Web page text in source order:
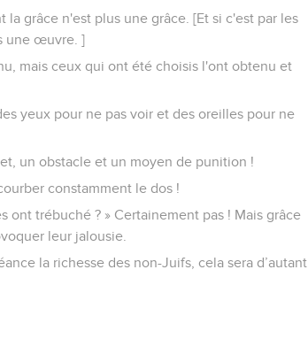
grâce n'est plus une grâce. [Et si c'est par les
une œuvre. ]
mais ceux qui ont été choisis l'ont obtenu et
yeux pour ne pas voir et des oreilles pour ne
un obstacle et un moyen de punition !
constamment le dos !
ont trébuché ? » Certainement pas ! Mais grâce
leur jalousie.
la richesse des non-Juifs, cela sera d’autant